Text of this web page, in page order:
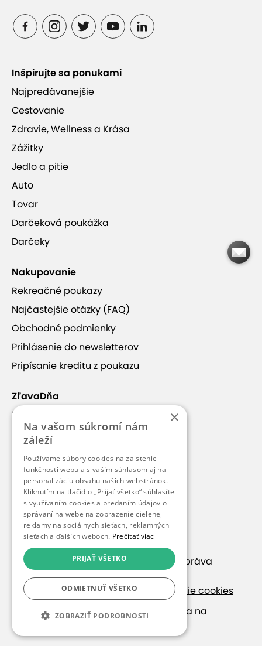
Inšpirujte sa ponukami
Najpredávanejšie
Cestovanie
Zdravie, Wellness a Krása
Zážitky
Jedlo a pitie
Auto
Tovar
Darčeková poukážka
Darčeky
Nakupovanie
Rekreačné poukazy
Najčastejšie otázky (FAQ)
Obchodné podmienky
Prihlásenie do newsletterov
Pripísanie kreditu z poukazu
ZľavaDňa
Náš príbeh
Kontakt
Kariéra
Blog
Pre médiá
Pre partnerov
© 2010 – 2026inspirago s. r. o.
. Všetky práva
vyhradené.
Ochrana osobných údajov|
Nastavenie cookies
Ak hľadáte ponuky v češtine, pozrite sa na
SlevaDne.cz
×
Na vašom súkromí nám
záleží
Používame súbory cookies na zaistenie
funkčnosti webu a s vaším súhlasom aj na
personalizáciu obsahu našich webstránok.
Kliknutím na tlačidlo „Prijať všetko“ súhlasíte
s využívaním cookies a predaním údajov o
správaní na webe na zobrazenie cielenej
reklamy na sociálnych sieťach, reklamných
sieťach a ďalších weboch. Prečítať viac
PRIJAŤ VŠETKO
ODMIETNUŤ VŠETKO
ZOBRAZIŤ PODROBNOSTI